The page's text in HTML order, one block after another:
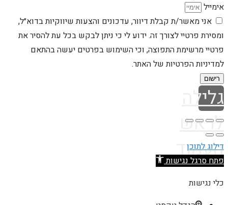
אימייל
אני מאשר/ת קבלת דיוור, עדכונים והצעות שיווקיות בדוא״ל,
ומסירת פרטיי לצורך זה. ידוע לי כי ניתן לבקש בכל עת להסיר את
פרטיי מרשימת התפוצה, וכי השימוש בפרטים יעשה בהתאם
למדיניות הפרטיות של האתר.
רישום
גלילה
לראש
העמוד
דילוג לתוכן
פתח סרגל נגישות
כלי נגישות